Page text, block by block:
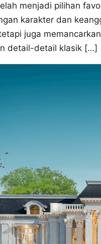
menjadi pilihan
karakter dan
juga
detail-detail klasik […]